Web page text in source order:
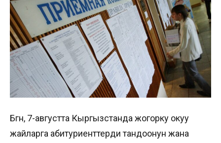
Бүгүн, 7-августта Кыргызстанда жогорку окуу
жайларга абитуриенттерди тандоонун жана